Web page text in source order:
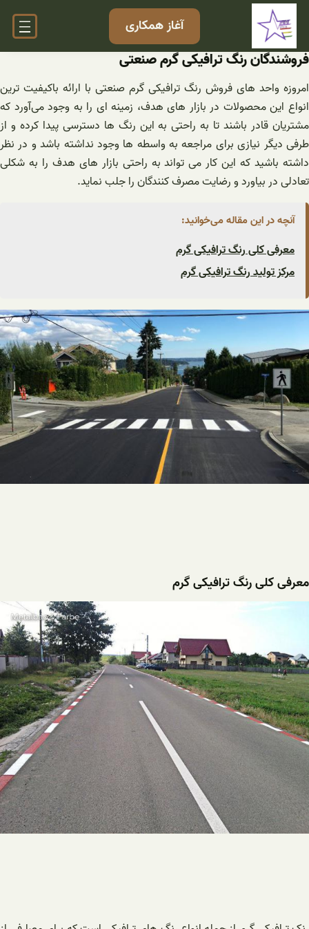
رفتن
محتوا
آغاز همکاری
فروشندگان رنگ ترافیکی گرم صنعتی
امروزه واحد های فروش رنگ ترافیکی گرم صنعتی با ارائه باکیفیت ترین
انواع این محصولات در بازار های هدف، زمینه ای را به وجود می‌آورد که
مشتریان قادر باشند تا به راحتی به این رنگ ها دسترسی پیدا کرده و از
طرفی دیگر نیازی برای مراجعه به واسطه ها وجود نداشته باشد و در نظر
داشته باشید که این کار می تواند به راحتی بازار های هدف را به شکلی
تعادلی در بیاورد و رضایت مصرف کنندگان را جلب نماید.
آنچه در این مقاله می‌خوانید:
معرفی کلی رنگ ترافیکی گرم
مرکز تولید رنگ ترافیکی گرم
معرفی کلی رنگ ترافیکی گرم